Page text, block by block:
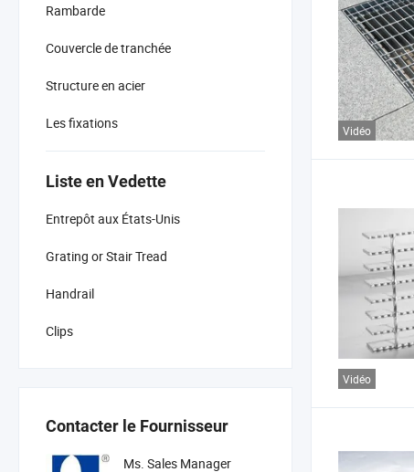
Rambarde
Couvercle de tranchée
Structure en acier
Les fixations
Liste en Vedette
Entrepôt aux États-Unis
Grating or Stair Tread
Handrail
Clips
Contacter le Fournisseur
Ms. Sales Manager
Vidéo
Vidéo